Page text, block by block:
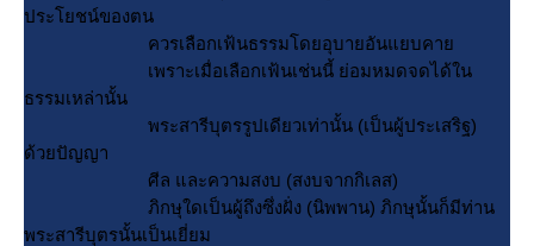
ประโยชน์ของตน
ควรเลือกเฟ้นธรรมโดยอุบายอันแยบคา
เพราะเมื่อเลือกเฟ้นเช่นนี้ ย่อมหมดจดได้ใน
ธรรมเหล่านั้น
พระสารีบุตรรูปเดียวเท่านั้น (เป็นผู้ประเสริฐ)
ด้วยปัญญา
ศีล และความสงบ (สงบจากกิเลส)
ภิกษุใดเป็นผู้ถึงซึ่งฝั่ง (นิพพาน) ภิกษุนั้นก็มีท่าน
พระสารีบุตรนั้นเป็นเยี่ยม